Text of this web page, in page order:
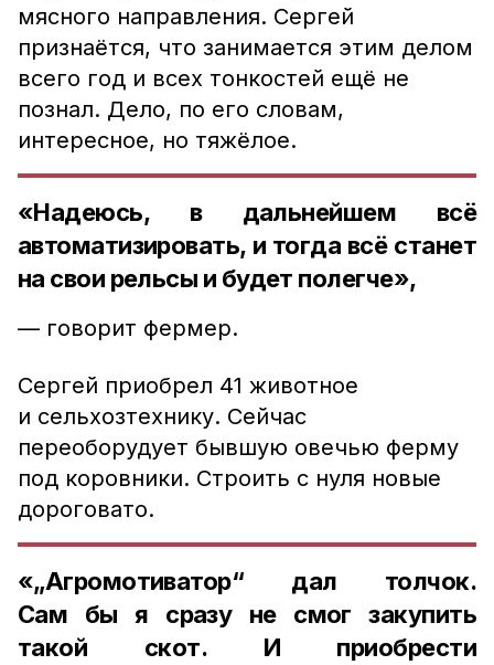
мясного направления. Сергей
признаётся, что занимается этим делом
всего год и всех тонкостей ещё не
познал. Дело, по его словам,
интересное, но тяжёлое.
«Надеюсь, в дальнейшем всё
автоматизировать, и тогда всё станет
на свои рельсы и будет полегче»,
— говорит фермер.
Сергей приобрел 41 животное
и сельхозтехнику. Сейчас
переоборудует бывшую овечью ферму
под коровники. Строить с нуля новые
дороговато.
«„Агромотиватор“ дал толчок.
Сам бы я сразу не смог закупить
такой скот. И приобрести